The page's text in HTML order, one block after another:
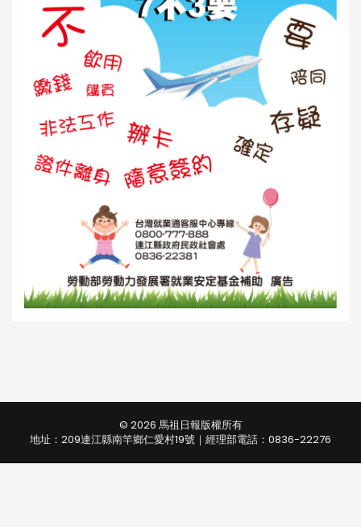
© 2026 馬祖日報版權所有
地址：209連江縣南竿鄉仁愛村19號｜經理部電話：0836-22276